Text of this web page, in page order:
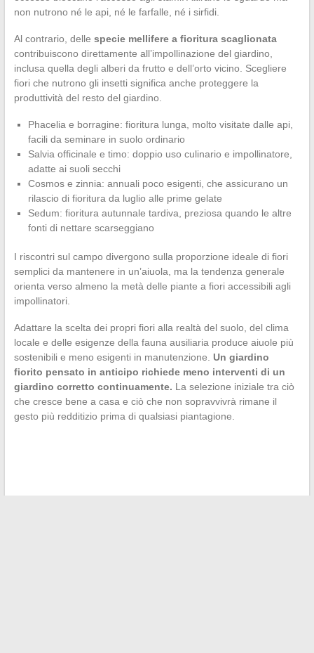
non nutrono né le api, né le farfalle, né i sirfidi.
Al contrario, delle specie mellifere a fioritura scaglionata
contribuiscono direttamente all’impollinazione del giardino,
inclusa quella degli alberi da frutto e dell’orto vicino. Scegliere
fiori che nutrono gli insetti significa anche proteggere la
produttività del resto del giardino.
Phacelia e borragine: fioritura lunga, molto visitate dalle api,
facili da seminare in suolo ordinario
Salvia officinale e timo: doppio uso culinario e impollinatore,
adatte ai suoli secchi
Cosmos e zinnia: annuali poco esigenti, che assicurano un
rilascio di fioritura da luglio alle prime gelate
Sedum: fioritura autunnale tardiva, preziosa quando le altre
fonti di nettare scarseggiano
I riscontri sul campo divergono sulla proporzione ideale di fiori
semplici da mantenere in un’aiuola, ma la tendenza generale
orienta verso almeno la metà delle piante a fiori accessibili agli
impollinatori.
Adattare la scelta dei propri fiori alla realtà del suolo, del clima
locale e delle esigenze della fauna ausiliaria produce aiuole più
sostenibili e meno esigenti in manutenzione. Un giardino
fiorito pensato in anticipo richiede meno interventi di un
giardino corretto continuamente. La selezione iniziale tra ciò
che cresce bene a casa e ciò che non sopravvivrà rimane il
gesto più redditizio prima di qualsiasi piantagione.